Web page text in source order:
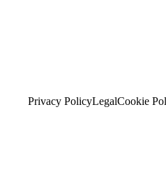
Privacy PolicyLegalCookie